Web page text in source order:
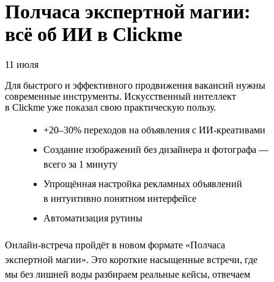
Полчаса экспертной магии:
всё об ИИ в Clickme
11 июля
Для быстрого и эффективного продвижения вакансий нужны
современные инструменты. Искусственный интеллект
в Clickme уже показал свою практическую пользу.
+20–30% переходов на объявления с ИИ-креативами
Создание изображений без дизайнера и фотографа —
всего за 1 минуту
Упрощённая настройка рекламных объявлений
в интуитивно понятном интерфейсе
Автоматизация рутины
Онлайн-встреча пройдёт в новом формате «Полчаса
экспертной магии». Это короткие насыщенные встречи, где
мы без лишней воды разбираем реальные кейсы, отвечаем